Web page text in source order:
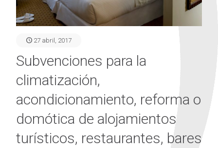
27 abril, 2017
Subvenciones para la
climatización,
acondicionamiento, reforma o
domótica de alojamientos
turísticos, restaurantes, bares